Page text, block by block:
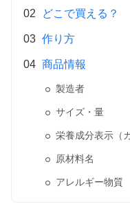
どこで買える？
作り方
商品情報
製造者
サイズ・量
栄養成分表示（
原材料名
アレルギー物質